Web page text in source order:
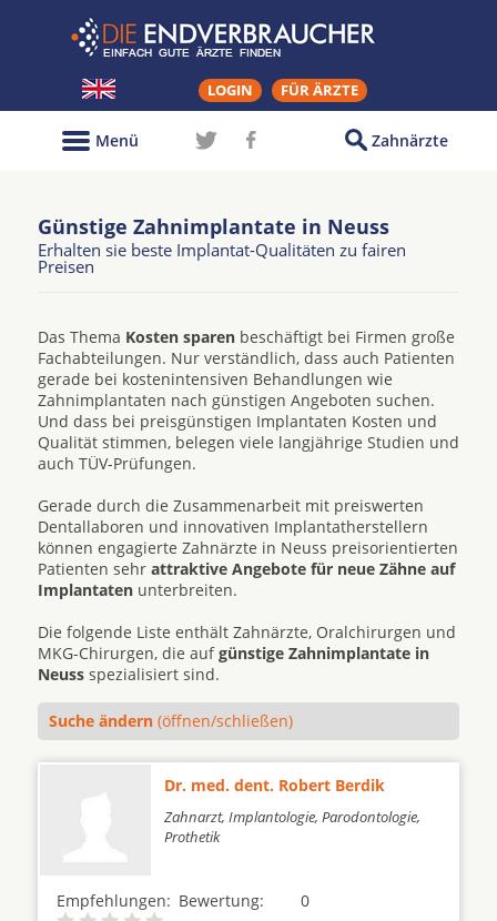
LOGIN FÜR ÄRZTE
Zahnärzte
Menü
Günstige Zahnimplantate in Neuss
Erhalten sie beste Implantat-Qualitäten zu fairen
Preisen
Das Thema Kosten sparen beschäftigt bei Firmen große
Fachabteilungen. Nur verständlich, dass auch Patienten
gerade bei kostenintensiven Behandlungen wie
Zahnimplantaten nach günstigen Angeboten suchen.
Und dass bei preisgünstigen Implantaten Kosten und
Qualität stimmen, belegen viele langjährige Studien und
auch TÜV-Prüfungen.
Gerade durch die Zusammenarbeit mit preiswerten
Dentallaboren und innovativen Implantatherstellern
können engagierte Zahnärzte in Neuss preisorientierten
Patienten sehr attraktive Angebote für neue Zähne auf
Implantaten unterbreiten.
Die folgende Liste enthält Zahnärzte, Oralchirurgen und
MKG-Chirurgen, die aufgünstige Zahnimplantate in
Neuss spezialisiert sind.
Suche ändern (öffnen/schließen)
Dr. med. dent. Robert Berdik
Zahnarzt, Implantologie, Parodontologie,
Prothetik
Empfehlungen: 0
Bewertung: